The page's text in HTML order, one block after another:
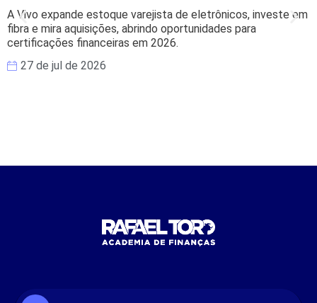
A Vivo expande estoque varejista de eletrônicos, investe em
fibra e mira aquisições, abrindo oportunidades para
certificações financeiras em 2026.
27 de jul de 2026